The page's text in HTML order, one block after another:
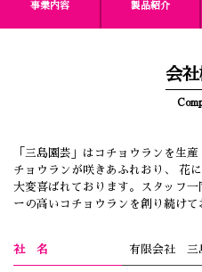
事業内容 製品紹介
会
「三島園芸」はコチョウランを生
チョウランが咲きあふれおり、 花
大変喜ばれております。スタッフ
ーの高いコチョウランを創り続けて
社 名 有限会社 三